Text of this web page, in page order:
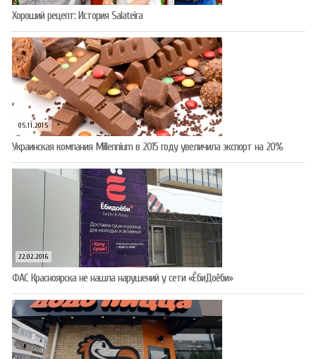
Хороший рецепт: История Salateira
05.11.2015
Украинская компания Millennium в 2015 году увеличила экспорт на 20%
22.02.2016
ФАС Красноярска не нашла нарушений у сети «ЁбиДоёби»